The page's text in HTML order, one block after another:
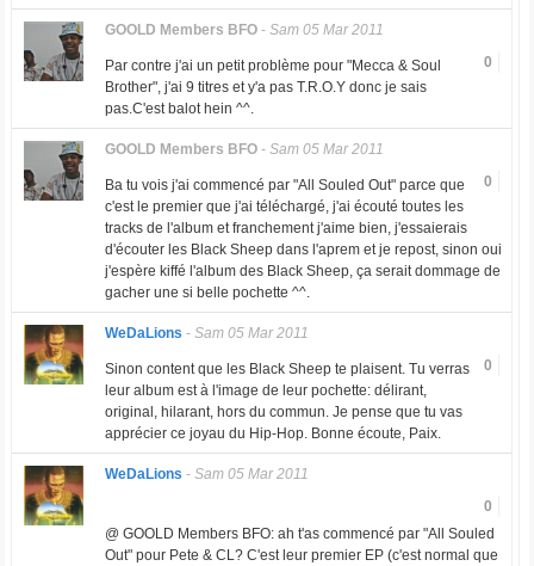
GOOLD Members BFO- Sam 05 Mar 2011
0
Par contre j'ai un petit problème pour "Mecca & Soul
Brother", j'ai 9 titres et y'a pas T.R.O.Y donc je sais
pas.C'est balot hein ^^.
GOOLD Members BFO- Sam 05 Mar 2011
0
Ba tu vois j'ai commencé par "All Souled Out" parce que
c'est le premier que j'ai téléchargé, j'ai écouté toutes les
tracks de l'album et franchement j'aime bien, j'essaierais
d'écouter les Black Sheep dans l'aprem et je repost, sinon oui
j'espère kiffé l'album des Black Sheep, ça serait dommage de
gacher une si belle pochette ^^.
WeDaLions - Sam 05 Mar 2011
0
Sinon content que les Black Sheep te plaisent. Tu verras
leur album est à l'image de leur pochette: délirant,
original, hilarant, hors du commun. Je pense que tu vas
apprécier ce joyau du Hip-Hop. Bonne écoute, Paix.
WeDaLions - Sam 05 Mar 2011
0
@ GOOLD Members BFO: ah t'as commencé par "All Souled
Out" pour Pete & CL? C'est leur premier EP (c'est normal que